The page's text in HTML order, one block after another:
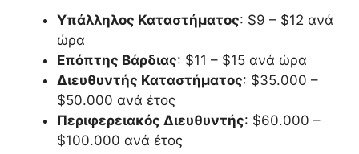
Υπάλληλος Καταστήματος: $9 – $12 ανά
ώρα
Επόπτης Βάρδιας: $11 – $15 ανά ώρα
Διευθυντής Καταστήματος: $35.000 –
$50.000 ανά έτος
Περιφερειακός Διευθυντής: $60.000 –
$100.000 ανά έτος